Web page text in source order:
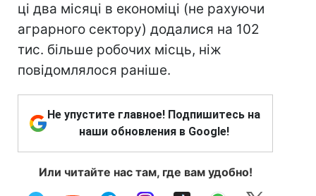
ці два місяці в економіці (не рахуючи
аграрного сектору) додалися на 102
тис. більше робочих місць, ніж
повідомлялося раніше.
Не упустите главное! Подпишитесь на
наши обновления в Google!
Или читайте нас там, где вам удобно!